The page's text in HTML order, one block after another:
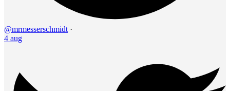
@mrmesserschmidt ·
4 aug